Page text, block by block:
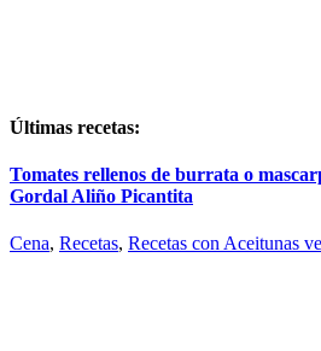
Últimas recetas:
Tomates rellenos de burrata o
Gordal Aliño Picantita
Cena, Recetas, Recetas con Aceitunas